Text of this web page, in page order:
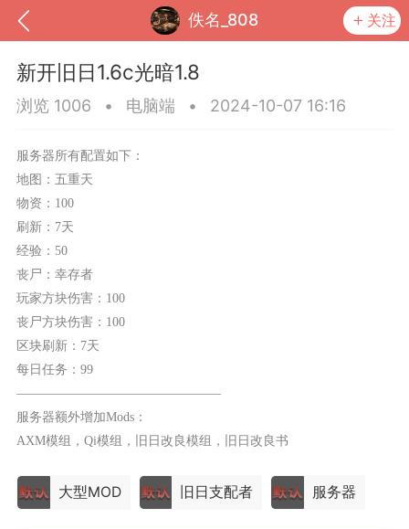
佚名_808 关注
我的钱包
02-10 15:45
电脑端 其他&工具
新开旧日1.6c光暗1.8
浏览 1006 • 电脑端 • 2024-10-07 16:16
服务器所有配置如下：
地图：五重天
物资：100
刷新：7天
经验：50
丧尸：幸存者
玩家方块伤害：100
丧尸方块伤害：100
区块刷新：7天
每日任务：99
————————————————
服务器额外增加Mods：
AXM模组，Qi模组，旧日改良模组，旧日改良书
大型MOD 旧日支配者 服务器